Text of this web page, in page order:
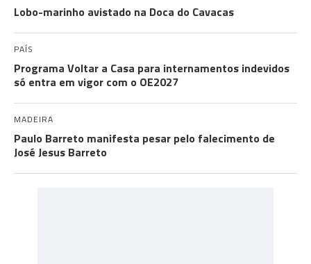
Lobo-marinho avistado na Doca do Cavacas
PAÍS
Programa Voltar a Casa para internamentos indevidos
só entra em vigor com o OE2027
MADEIRA
Paulo Barreto manifesta pesar pelo falecimento de
José Jesus Barreto